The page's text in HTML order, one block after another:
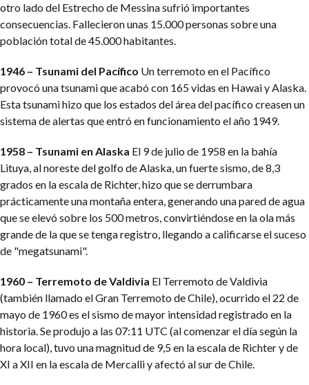
otro lado del Estrecho de Messina sufrió importantes
consecuencias. Fallecieron unas 15.000 personas sobre una
población total de 45.000 habitantes.
1946 – Tsunami del Pacífico Un terremoto en el Pacífico
provocó una tsunami que acabó con 165 vidas en Hawai y Alaska.
Esta tsunami hizo que los estados del área del pacífico creasen un
sistema de alertas que entró en funcionamiento el año 1949.
1958 – Tsunami en Alaska El 9 de julio de 1958 en la bahía
Lituya, al noreste del golfo de Alaska, un fuerte sismo, de 8,3
grados en la escala de Richter, hizo que se derrumbara
prácticamente una montaña entera, generando una pared de agua
que se elevó sobre los 500 metros, convirtiéndose en la ola más
grande de la que se tenga registro, llegando a calificarse el suceso
de "megatsunami".
1960 – Terremoto de Valdivia El Terremoto de Valdivia
(también llamado el Gran Terremoto de Chile), ocurrido el 22 de
mayo de 1960 es el sismo de mayor intensidad registrado en la
historia. Se produjo a las 07:11 UTC (al comenzar el día según la
hora local), tuvo una magnitud de 9,5 en la escala de Richter y de
XI a XII en la escala de Mercalli y afectó al sur de Chile.